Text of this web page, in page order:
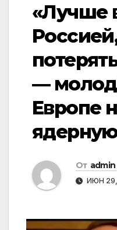
«Лучше
—
Европе
От admin
ИЮН